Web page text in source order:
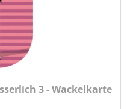
3 - Wackelkarte